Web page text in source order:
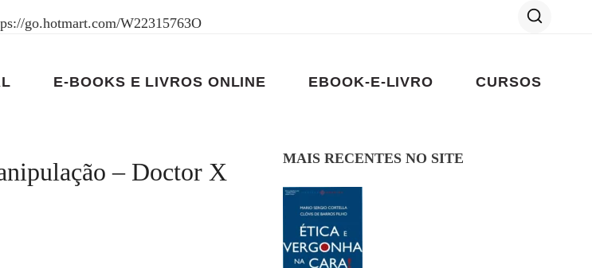
E-BOOKS E LIVROS ONLINE EBOOK-E-LIVRO CURSOS
– Doctor X
MAIS RECENTES NO SITE